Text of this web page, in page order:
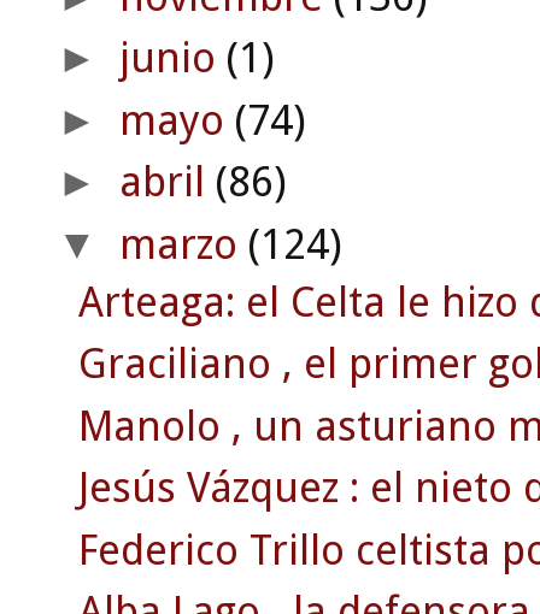
► junio (1)
► mayo (74)
► abril (86)
▼ marzo (124)
Arteaga: el Celta le
Graciliano , el primer
Manolo , un asturiano
Jesús Vázquez : el nieto
Federico Trillo celtista